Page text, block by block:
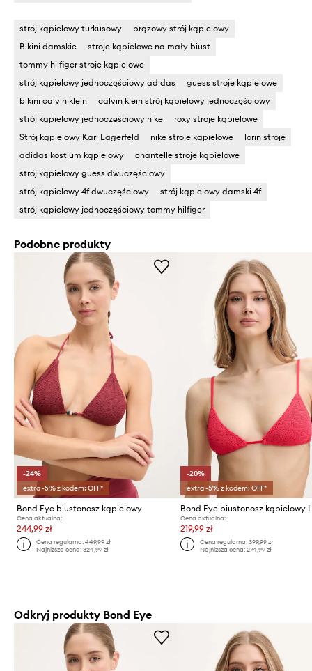
strój kąpielowy turkusowy
brązowy strój kąpielowy
Bikini damskie
stroje kąpielowe na mały biust
tommy hilfiger stroje kąpielowe
strój kąpielowy jednoczęściowy adidas
guess stroje kąpielowe
bikini calvin klein
calvin klein strój kąpielowy jednoczęściowy
strój kąpielowy jednoczęściowy nike
roxy stroje kąpielowe
Strój kąpielowy Karl Lagerfeld
nike stroje kąpielowe
lorin stroje
adidas kostium kąpielowy
chantelle stroje kąpielowe
strój kąpielowy guess dwuczęściowy
strój kąpielowy 4f dwuczęściowy
strój kąpielowy damski 4f
strój kąpielowy jednoczęściowy tommy hilfiger
Podobne produkty
-24%
extra -5% z kodem: OFF*
Bond Eye biustonosz kąpielowy
Cena aktualna:
244,99 zł
Cena regularna:449,99 zł
Najniższa cena:324,99 zł
-20%
extra -5% z kodem: OFF*
Cena aktualna:
219,99 zł
Cena regularna: 399,99 zł
Najniższa cena: 274,99 zł
Odkryj produkty Bond Eye